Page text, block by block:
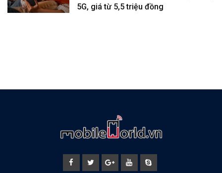
5G, giá từ 5,5 triệu đồng